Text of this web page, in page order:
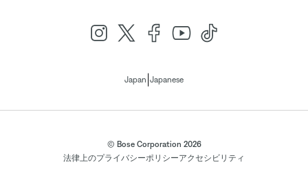
Japan Japanese
© Bose Corporation 2026
法律上のプライバシーポリシーアクセシビリティ